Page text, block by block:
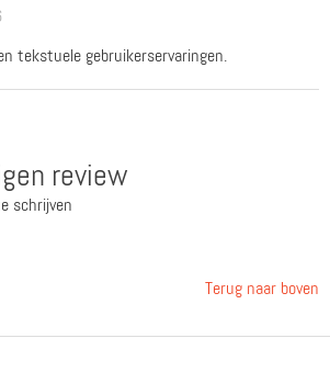
tekstuele gebruikerservaringen.
review
schrijven
Terug naar boven